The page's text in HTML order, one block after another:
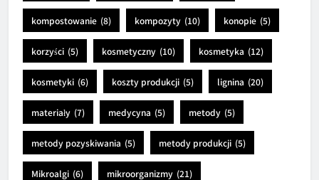
kompostowanie (8) kompozyty (10) konopie (5)
korzyści (5) kosmetyczny (10) kosmetyka (12)
kosmetyki (6) koszty produkcji (5) lignina (20)
materiały (7) medycyna (5) metody (5)
metody pozyskiwania (5) metody produkcji (5)
Mikroalgi (6) mikroorganizmy (21)